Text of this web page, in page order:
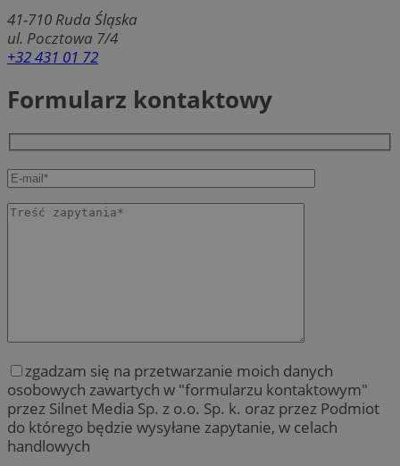
41-710 Ruda Śląska
ul. Pocztowa 7/4
+32 431 01 72
Formularz kontaktowy
zgadzam się na przetwarzanie moich danych
osobowych zawartych w "formularzu kontaktowym"
przez Silnet Media Sp. z o.o. Sp. k. oraz przez Podmiot
do którego będzie wysyłane zapytanie, w celach
handlowych